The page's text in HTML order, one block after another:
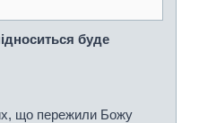
буде
що пережили Божу